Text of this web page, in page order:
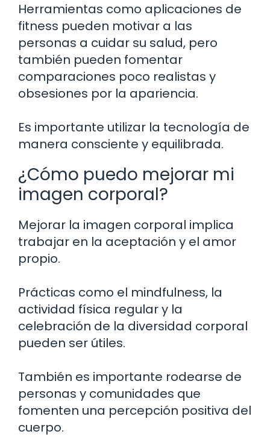
Herramientas como aplicaciones de
fitness pueden motivar a las
personas a cuidar su salud, pero
también pueden fomentar
comparaciones poco realistas y
obsesiones por la apariencia.
Es importante utilizar la tecnología de
manera consciente y equilibrada.
¿Cómo puedo mejorar mi
imagen corporal?
Mejorar la imagen corporal implica
trabajar en la aceptación y el amor
propio.
Prácticas como el mindfulness, la
actividad física regular y la
celebración de la diversidad corporal
pueden ser útiles.
También es importante rodearse de
personas y comunidades que
fomenten una percepción positiva del
cuerpo.